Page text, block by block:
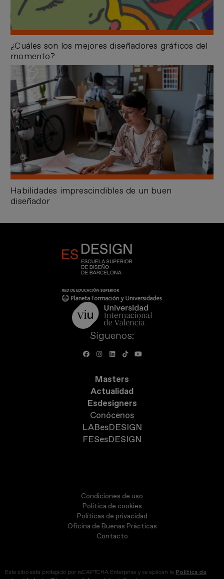
¿Cuáles son los mejores diseñadores gráficos del
momento?
Habilidades imprescindibles de un buen
diseñador
Síguenos:
Masters
Actualidad
Esdesigners
Conócenos
LABesDESIGN
FESesDESIGN
Condiciones de uso
Política de cookies
Políticas de privacidad
Oficina de Buenas Prácticas
Contacto
Este sitio está protegido por reCAPTCHA Enterprise y se aplican la Política de